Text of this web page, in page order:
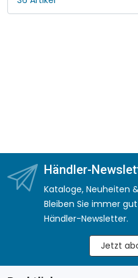
Händler-
Kataloge, Neuheiten
Bleiben Sie immer
Händler-Newsletter.
Jetzt